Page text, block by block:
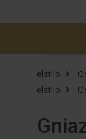
elstilo
elstilo